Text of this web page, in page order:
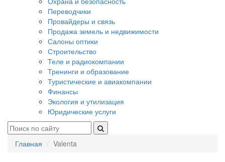
Переводчики
Провайдеры и связь
Продажа земель и недвижимости
Салоны оптики
Строительство
Теле и радиокомпании
Тренинги и образование
Туристические и авиакомпании
Финансы
Экология и утилизация
Юридические услуги
Главная Valenta